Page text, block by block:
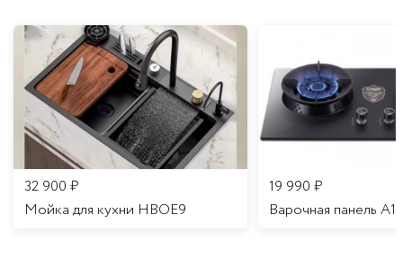
32 900 ₽
Мойка для кухни HBOE9
19 990 ₽
Варочная панель A16